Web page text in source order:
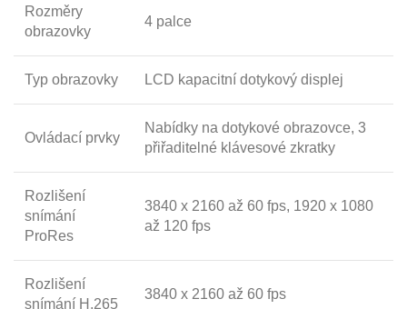
Rozměry
obrazovky
4 palce
Typ obrazovky LCD kapacitní dotykový displej
Ovládací prvky
Nabídky na dotykové obrazovce, 3
přiřaditelné klávesové zkratky
Rozlišení
snímání
ProRes
3840 x 2160 až 60 fps, 1920 x 1080
až 120 fps
Rozlišení
snímání H.265
3840 x 2160 až 60 fps